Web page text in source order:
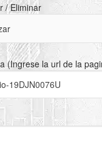
/ Eliminar
(Ingrese la url de la